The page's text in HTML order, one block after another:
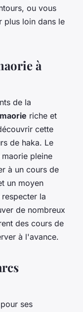
ou vous
plus loin dans le
à
de la
riche et
cette
de haka. Le
pleine
à un cours de
un moyen
la
de nombreux
des cours de
à l'avance.
ses